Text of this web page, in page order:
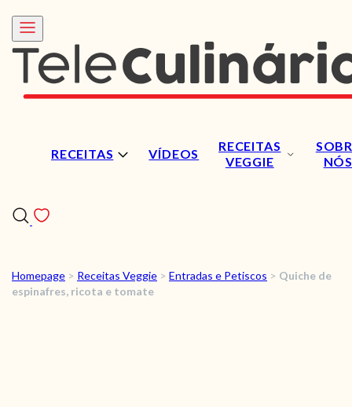
RECEITAS VÍDEOS
RECEITAS
VEGGIE
NÓS
RECEITAS
Homepage > Receitas Veggie > Entradas e Petiscos > Quiche de
espinafres, ricota e tomate